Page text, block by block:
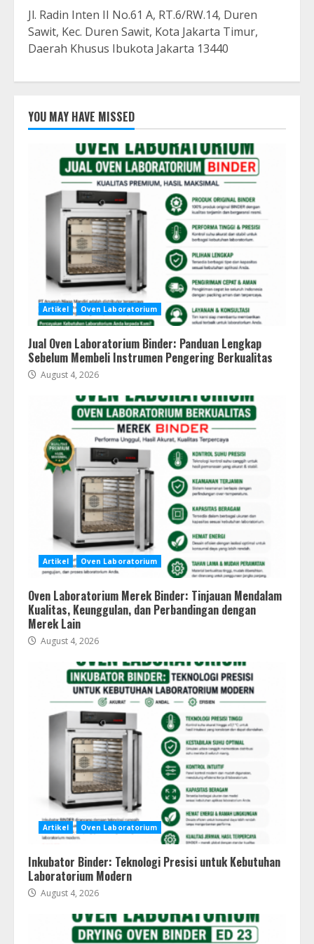
Jl. Radin Inten II No.61 A, RT.6/RW.14, Duren
Sawit, Kec. Duren Sawit, Kota Jakarta Timur,
Daerah Khusus Ibukota Jakarta 13440
YOU MAY HAVE MISSED
Artikel Oven Laboratorium
Jual Oven Laboratorium Binder: Panduan Lengkap
Sebelum Membeli Instrumen Pengering Berkualitas
August 4, 2026
Artikel Oven Laboratorium
Oven Laboratorium Merek Binder: Tinjauan Mendalam
Kualitas, Keunggulan, dan Perbandingan dengan
Merek Lain
August 4, 2026
Artikel Oven Laboratorium
Inkubator Binder: Teknologi Presisi untuk Kebutuhan
Laboratorium Modern
August 4, 2026